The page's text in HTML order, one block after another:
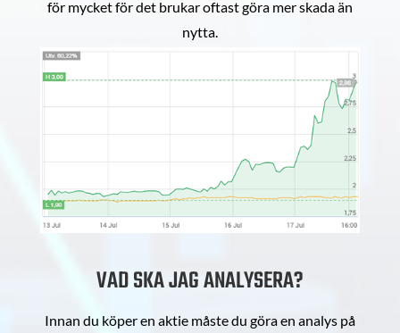
för mycket för det brukar oftast göra mer skada än
nytta.
VAD SKA JAG ANALYSERA?
Innan du köper en aktie måste du göra en analys på